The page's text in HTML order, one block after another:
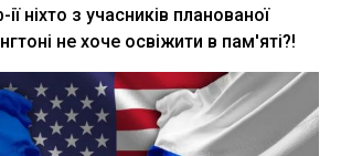
ніхто з учасників планованої
не хоче освіжити в пам'яті?!